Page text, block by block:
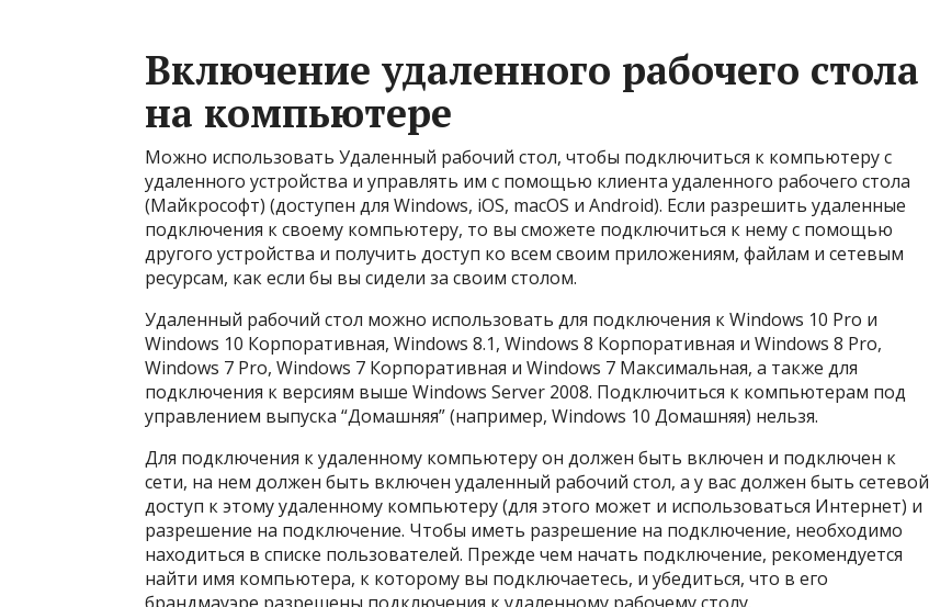
Включение удаленного рабочего стола
на компьютере
Можно использовать Удаленный рабочий стол, чтобы подключиться к компьютеру с
удаленного устройства и управлять им с помощью клиента удаленного рабочего стола
(Майкрософт) (доступен для Windows, iOS, macOS и Android). Если разрешить удаленные
подключения к своему компьютеру, то вы сможете подключиться к нему с помощью
другого устройства и получить доступ ко всем своим приложениям, файлам и сетевым
ресурсам, как если бы вы сидели за своим столом.
Удаленный рабочий стол можно использовать для подключения к Windows 10 Pro и
Windows 10 Корпоративная, Windows 8.1, Windows 8 Корпоративная и Windows 8 Pro,
Windows 7 Pro, Windows 7 Корпоративная и Windows 7 Максимальная, а также для
подключения к версиям выше Windows Server 2008. Подключиться к компьютерам под
управлением выпуска “Домашняя” (например, Windows 10 Домашняя) нельзя.
Для подключения к удаленному компьютеру он должен быть включен и подключен к
сети, на нем должен быть включен удаленный рабочий стол, а у вас должен быть сетевой
доступ к этому удаленному компьютеру (для этого может и использоваться Интернет) и
разрешение на подключение. Чтобы иметь разрешение на подключение, необходимо
находиться в списке пользователей. Прежде чем начать подключение, рекомендуется
найти имя компьютера, к которому вы подключаетесь, и убедиться, что в его